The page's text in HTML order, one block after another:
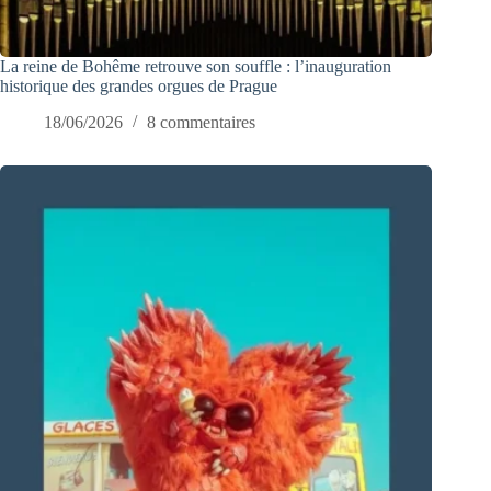
La reine de Bohême retrouve son souffle : l’inauguration
historique des grandes orgues de Prague
18/06/2026
8 commentaires